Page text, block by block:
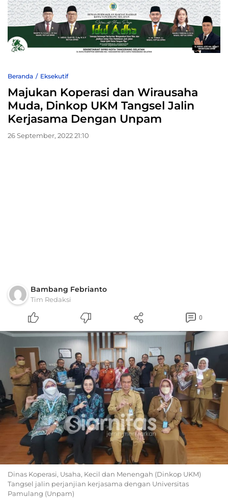
Beranda Eksekutif
Majukan Koperasi dan Wirausaha
Muda, Dinkop UKM Tangsel Jalin
Kerjasama Dengan Unpam
26 September, 2022 21:10
Bambang Febrianto
Tim Redaksi
0
Dinas Koperasi, Usaha, Kecil dan Menengah (Dinkop UKM)
Tangsel jalin perjanjian kerjasama dengan Universitas
Pamulang (Unpam)